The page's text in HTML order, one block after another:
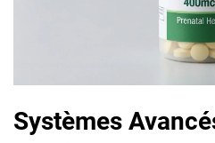
Systèmes